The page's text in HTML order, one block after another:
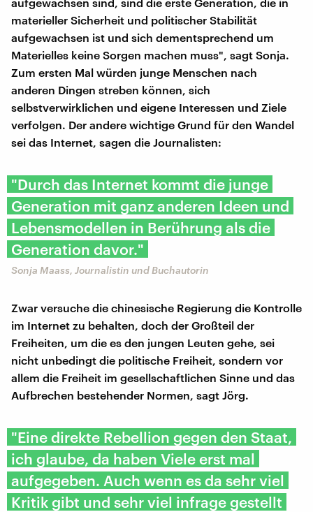
materieller Sicherheit und politischer Stabilität
aufgewachsen ist und sich dementsprechend um
Materielles keine Sorgen machen muss", sagt Sonja.
Zum ersten Mal würden junge Menschen nach
anderen Dingen streben können, sich
selbstverwirklichen und eigene Interessen und Ziele
verfolgen. Der andere wichtige Grund für den Wandel
sei das Internet, sagen die Journalisten:
"Durch das Internet kommt die junge
Generation mit ganz anderen Ideen und
Lebensmodellen in Berührung als die
Generation davor."
Sonja Maass, Journalistin und Buchautorin
Zwar versuche die chinesische Regierung die Kontrolle
im Internet zu behalten, doch der Großteil der
Freiheiten, um die es den jungen Leuten gehe, sei
nicht unbedingt die politische Freiheit, sondern vor
allem die Freiheit im gesellschaftlichen Sinne und das
Aufbrechen bestehender Normen, sagt Jörg.
"Eine direkte Rebellion gegen den Staat,
ich glaube, da haben Viele erst mal
aufgegeben. Auch wenn es da sehr viel
Kritik gibt und sehr viel infrage gestellt